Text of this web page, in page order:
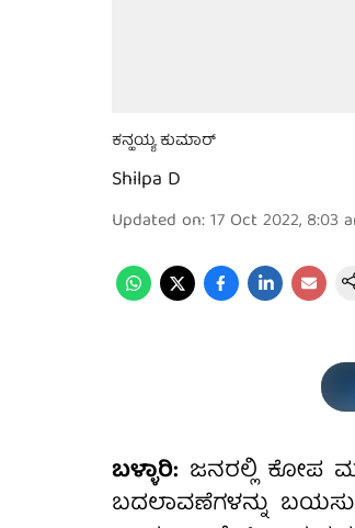
ಕನ್ಹಯ್ಯ ಕುಮಾರ್
Shilpa D
Updated on:17 Oct 2022, 8:03
ಬಳ್ಳಾರಿ: ಜನರಲ್ಲಿ ಕೋಪ
ಬದಲಾವಣೆಗಳನ್ನು